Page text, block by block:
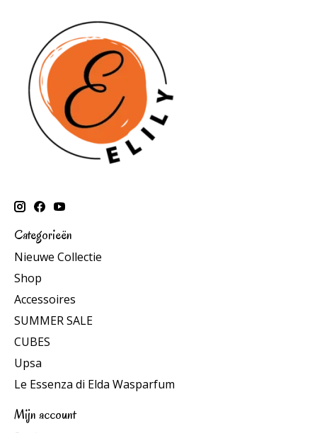
Categorieën
Nieuwe Collectie
Shop
Accessoires
SUMMER SALE
CUBES
Upsa
Le Essenza di Elda Wasparfum
Mijn account